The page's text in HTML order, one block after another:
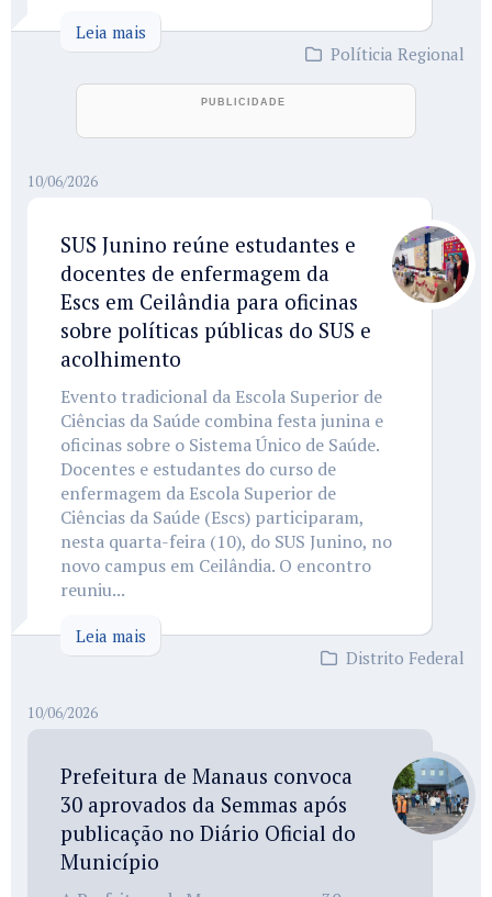
Leia mais
Políticia Regional
10/06/2026
SUS Junino reúne estudantes e
docentes de enfermagem da
Escs em Ceilândia para oficinas
sobre políticas públicas do SUS e
acolhimento
Evento tradicional da Escola Superior de
Ciências da Saúde combina festa junina e
oficinas sobre o Sistema Único de Saúde.
Docentes e estudantes do curso de
enfermagem da Escola Superior de
Ciências da Saúde (Escs) participaram,
nesta quarta-feira (10), do SUS Junino, no
novo campus em Ceilândia. O encontro
reuniu...
Leia mais
Distrito Federal
10/06/2026
Prefeitura de Manaus convoca
30 aprovados da Semmas após
publicação no Diário Oficial do
Município